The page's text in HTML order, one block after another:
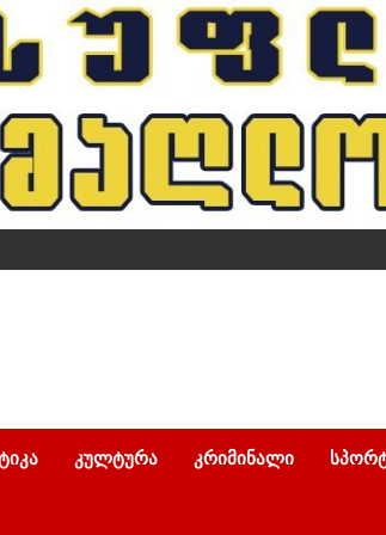
ᲙᲣᲚᲢᲣᲠᲐ ᲙᲠᲘᲛᲘᲜᲐᲚᲘ